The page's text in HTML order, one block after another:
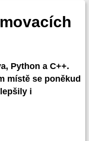
Python a C++.
místě se poněkud
i